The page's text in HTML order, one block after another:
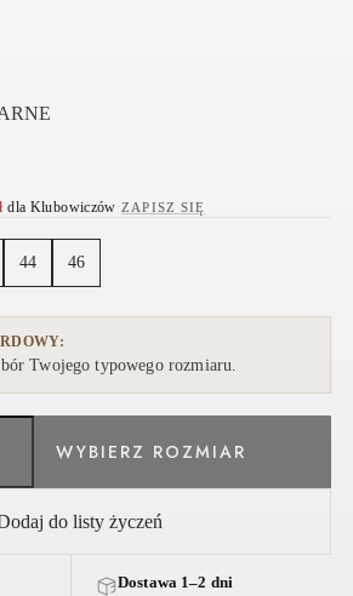
dla Klubowiczów·ZAPISZ SIĘ
44 46
Twojego typowego rozmiaru.
do listy życzeń
Dostawa 1–2 dni